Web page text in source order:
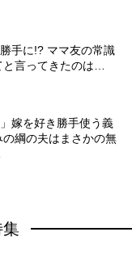
手に!? ママ友の常識
言ってきたのは…
嫁を好き勝手使う義
綱の夫はまさかの無